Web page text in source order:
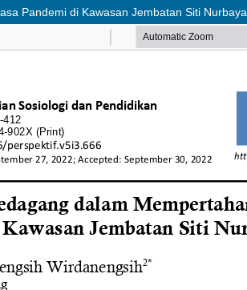
Pandemi di Kawasan Jembatan Siti Nurbaya